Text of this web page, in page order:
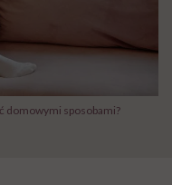
domowymi sposobami?